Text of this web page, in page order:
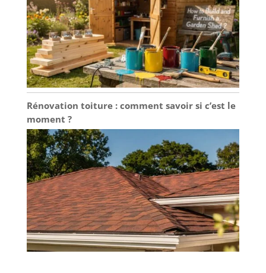
Rénovation toiture : comment savoir si c’est le
moment ?